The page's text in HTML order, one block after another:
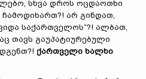
სხვა დროს ოცდაოთხი
არ გინდათ,
საქართველოს“?! ალბათ,
თავს გაუპატიურებული
ქართველი ხალხი